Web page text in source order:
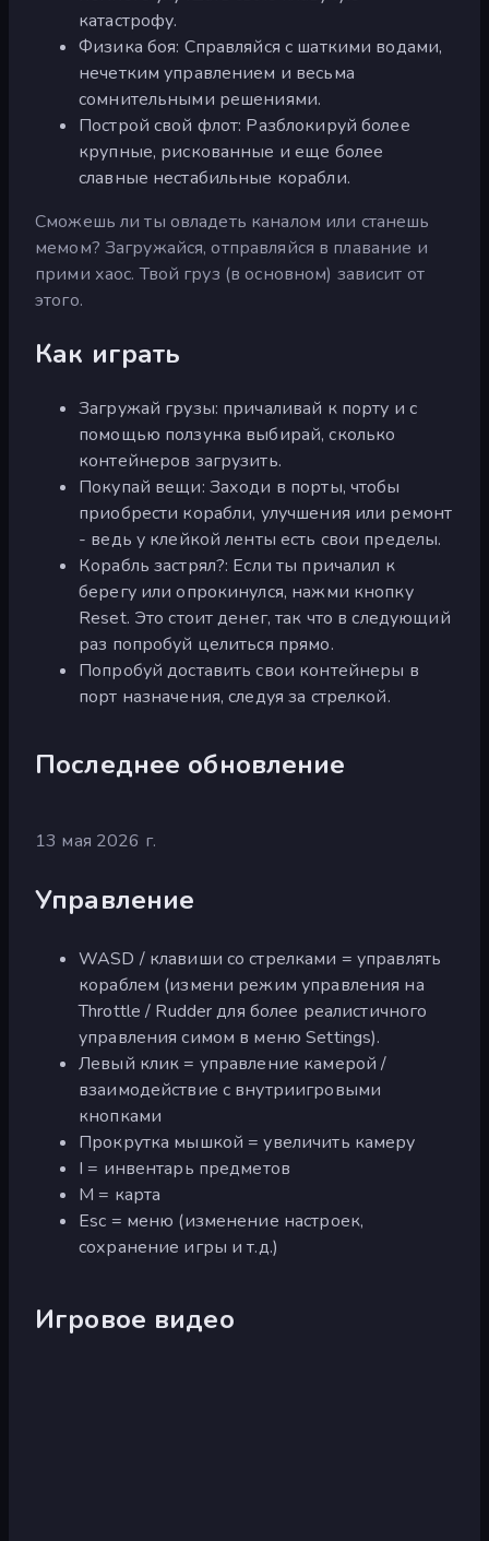
катастрофу.
Физика боя: Справляйся с шаткими водами,
нечетким управлением и весьма
сомнительными решениями.
Построй свой флот: Разблокируй более
крупные, рискованные и еще более
славные нестабильные корабли.
Сможешь ли ты овладеть каналом или станешь
мемом? Загружайся, отправляйся в плавание и
прими хаос. Твой груз (в основном) зависит от
этого.
Как играть
Загружай грузы: причаливай к порту и с
помощью ползунка выбирай, сколько
контейнеров загрузить.
Покупай вещи: Заходи в порты, чтобы
приобрести корабли, улучшения или ремонт
- ведь у клейкой ленты есть свои пределы.
Корабль застрял?: Если ты причалил к
берегу или опрокинулся, нажми кнопку
Reset. Это стоит денег, так что в следующий
раз попробуй целиться прямо.
Попробуй доставить свои контейнеры в
порт назначения, следуя за стрелкой.
Последнее обновление
13 мая 2026 г.
Управление
WASD / клавиши со стрелками = управлять
кораблем (измени режим управления на
Throttle / Rudder для более реалистичного
управления симом в меню Settings).
Левый клик = управление камерой /
взаимодействие с внутриигровыми
кнопками
Прокрутка мышкой = увеличить камеру
I = инвентарь предметов
M = карта
Esc = меню (изменение настроек,
сохранение игры и т.д.)
Игровое видео